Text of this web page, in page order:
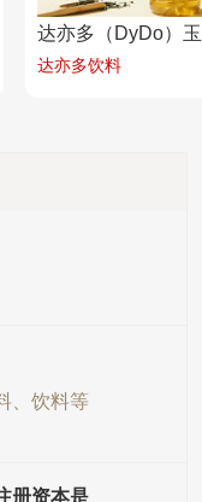
达亦多饮料
、饮料等
册资本是